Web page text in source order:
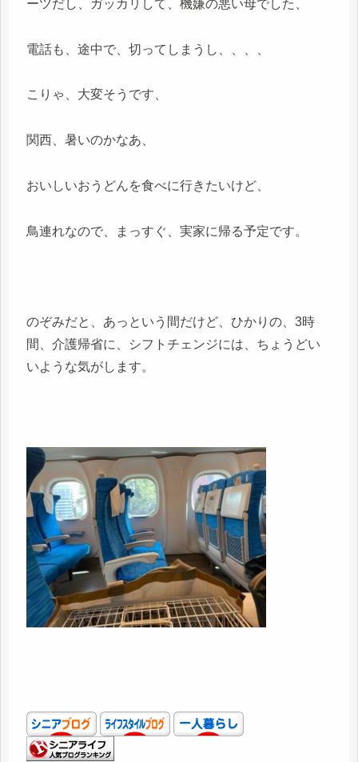
ーツだし、ガッカリして、機嫌の悪い母でした、
電話も、途中で、切ってしまうし、、、、
こりゃ、大変そうです、
関西、暑いのかなあ、
おいしいおうどんを食べに行きたいけど、
鳥連れなので、まっすぐ、実家に帰る予定です。
のぞみだと、あっという間だけど、ひかりの、3時
間、介護帰省に、シフトチェンジには、ちょうどい
いような気がします。